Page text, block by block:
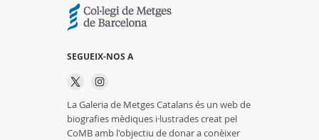
SEGUEIX-NOS A
La Galeria de Metges Catalans és un web de
biografies mèdiques i·lustrades creat pel
CoMB amb l'objectiu de donar a conèixer